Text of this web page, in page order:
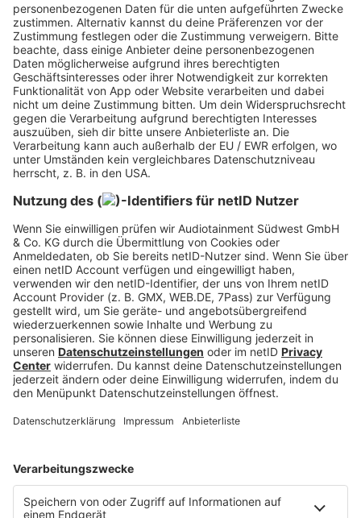
in diesem Jahrhundert bekannt wurden und die
wohl noch nicht mal ein Mikrophon in der Hand
gehalten haben, als Shakur bereits seine
musikalischen Höchstzeiten erlebt hat.
"Ich bin besser als ihr alle. Ich bin zurück." Mit
diesen Worten und ein paar Beleidigungen
zwischendrin startet der Song, Und jeder kriegt
sein Fett weg, egal ob es nun
Jay Z , Dr Dre, 50 Cent oder
ist. Ihr
denkt, das wär schon alles? Fehlanzeige, selbst der
"Rap God"Eminemwurde hier negativ erwähnt.
Fragen über Fragen
Hat die New Yorker Legende sich dazu
entschieden, wieder in das Business
aufzuerstehen? Oder stand hier einfach nur ein
verdammt gutes Imitat im Studio und wollte ein
bisschen Aufsehen erregen? Fragen, die heute